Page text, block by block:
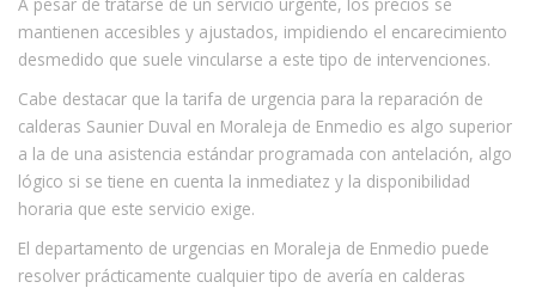
mantienen accesibles y ajustados, impidiendo el encarecimiento
desmedido que suele vincularse a este tipo de intervenciones.
Cabe destacar que la tarifa de urgencia para la reparación de
calderas Saunier Duval en Moraleja de Enmedio es algo superior
a la de una asistencia estándar programada con antelación, algo
lógico si se tiene en cuenta la inmediatez y la disponibilidad
horaria que este servicio exige.
El departamento de urgencias en Moraleja de Enmedio puede
resolver prácticamente cualquier tipo de avería en calderas